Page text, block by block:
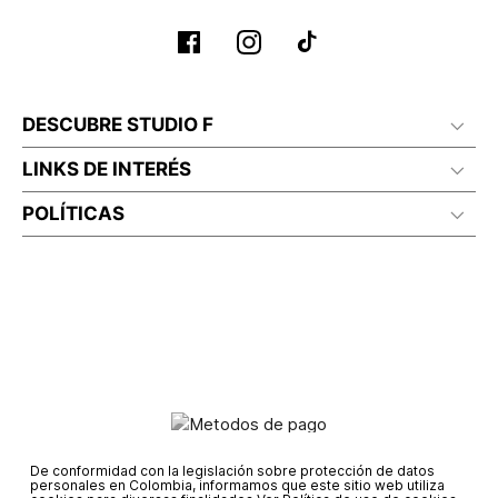
DESCUBRE STUDIO F
LINKS DE INTERÉS
POLÍTICAS
De conformidad con la legislación sobre protección de datos
personales en Colombia, informamos que este sitio web utiliza